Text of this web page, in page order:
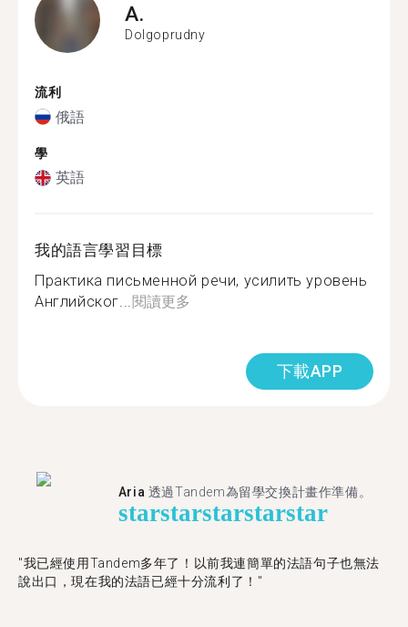
A.
Dolgoprudny
流利
俄語
學
英語
我的語言學習目標
Практика письменной речи, усилить уровень
Английског...閱讀更多
下載APP
Aria 透過Tandem為留學交換計畫作準備。
starstarstarstarstar
"我已經使用Tandem多年了！以前我連簡單的法語句子也無法
說出口，現在我的法語已經十分流利了！"